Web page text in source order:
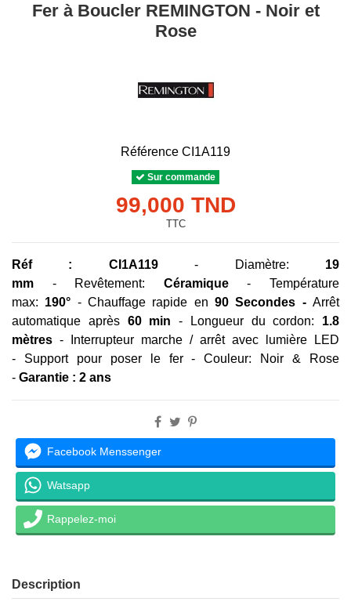
Fer à Boucler REMINGTON - Noir et
Rose
Référence CI1A119
Sur commande
99,000 TND
TTC
Réf : CI1A119- Diamètre: 19
mm - Revêtement: Céramique- Température
max: 190° - Chauffage rapide en 90 Secondes -Arrêt
automatique après60 min - Longueur du cordon: 1.8
mètres - Interrupteur marche / arrêt avec lumière LED
- Support pour poser le fer - Couleur: Noir & Rose
- Garantie : 2 ans
Facebook Menssenger
Watsapp
Rappelez-moi
Description